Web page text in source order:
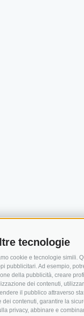
tecnologie
cookie e tecnologie simili.
pubblicitari. Ad esempio,
della pubblicità, creare
dei contenuti,
il pubblico attraverso
contenuti, garantire la
privacy, abbinare e